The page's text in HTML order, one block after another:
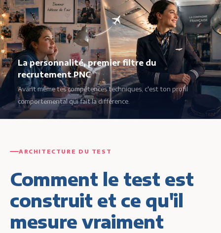
La personnalité, premier filtre du
recrutement PNC
Avant même tes compétences techniques, c'est ton profil
comportemental qui fait la différence.
ARCHITECTURE DU TEST
Comment le test est
construit et ce qu'il
mesure vraiment